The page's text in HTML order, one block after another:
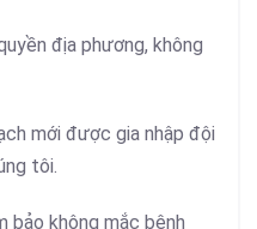
địa phương, không
mới được gia nhập đội
tôi.
bảo không mắc bệnh